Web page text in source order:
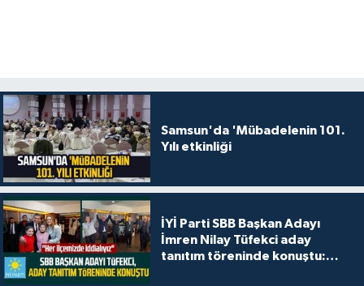
Samsun'da 'Mübadelenin 101.
Yılı etkinliği
İYİ Parti SBB Başkan Adayı
İmren Nilay Tüfekci aday
tanıtım töreninde konuştu: